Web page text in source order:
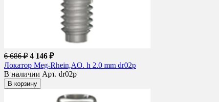
6 686 ₽ 4 146 ₽
Локатор Meg-Rhein,AO. h 2.0 mm dr02p
В наличии Арт. dr02p
В корзину